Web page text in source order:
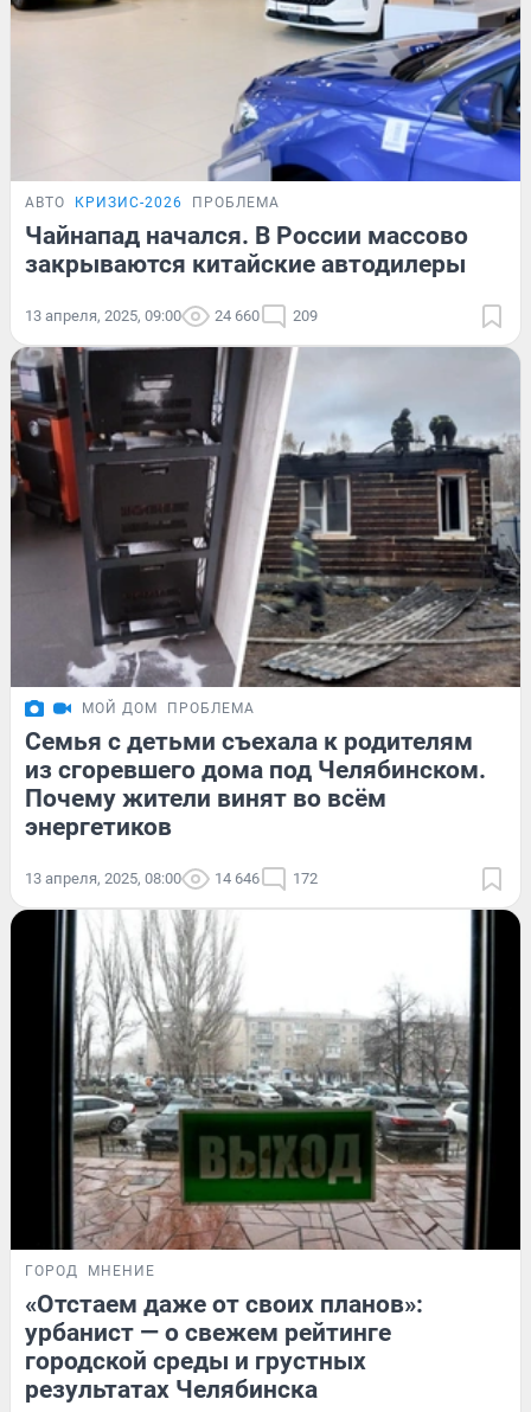
АВТО КРИЗИС-2026 ПРОБЛЕМА
Чайнапад начался. В России массово
закрываются китайские автодилеры
13 апреля, 2025, 09:00 24 660 209
МОЙ ДОМ ПРОБЛЕМА
Семья с детьми съехала к родителям
из сгоревшего дома под Челябинском.
Почему жители винят во всём
энергетиков
13 апреля, 2025, 08:00 14 646 172
ГОРОД МНЕНИЕ
«Отстаем даже от своих планов»:
урбанист — о свежем рейтинге
городской среды и грустных
результатах Челябинска